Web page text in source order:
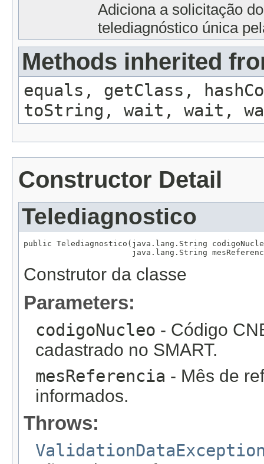
Adiciona a solicitação
telediagnóstico única
Methods inherited
equals, getClass,
toString, wait, wait,
Constructor Detail
Telediagnostico
public Telediagnostico(java.lang.String
java.lang.String
Construtor da classe
Parameters:
codigoNucleo - Código
cadastrado no SMART.
mesReferencia - Mês de
informados.
Throws: